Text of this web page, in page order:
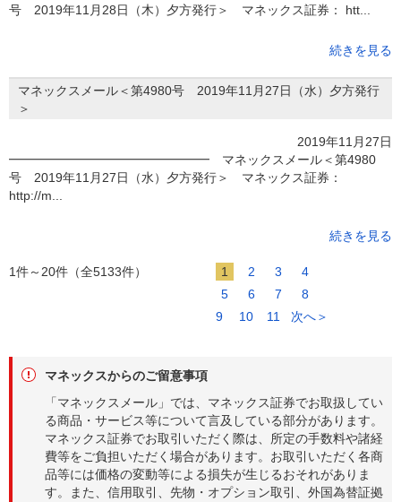
号 2019年11月28日（木）夕方発行＞ マネックス証券： htt...
続きを見る
マネックスメール＜第4980号 2019年11月27日（水）夕方発行
＞
2019年11月27日
━━━━━━━━━━━━━━━━ マネックスメール＜第4980
号 2019年11月27日（水）夕方発行＞ マネックス証券：
http://m...
続きを見る
1件～20件（全5133件） 1 2 3
4
5
6 7
8
9
10 11 次へ＞
マネックスからのご留意事項
「マネックスメール」では、マネックス証券でお取扱してい
る商品・サービス等について言及している部分があります。
マネックス証券でお取引いただく際は、所定の手数料や諸経
費等をご負担いただく場合があります。お取引いただく各商
品等には価格の変動等による損失が生じるおそれがありま
す。また、信用取引、先物・オプション取引、外国為替証拠